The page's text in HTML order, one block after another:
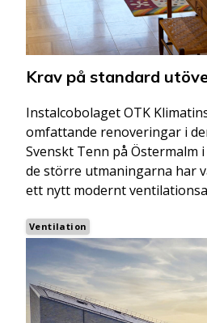
Stockholm
Teknisk Ventilasjon
Tofta Plåt &
Total VVS
Urd Klima Oppdal
Urd Klima Sandnes
Uudenmaan LVI-Talo
Ventec
Ventec - Kristiansand
Krav på standard
Instalcobolaget OTK
omfattande renoveringar i
Svenskt Tenn på Östermalm
de större utmaningarna har
ett nytt modernt
butik med krav på standard
Ventilation